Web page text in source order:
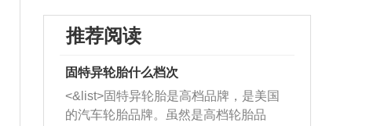
推荐阅读
固特异轮胎什么档次
<&list>固特异轮胎是高档品牌，是美国
的汽车轮胎品牌。虽然是高档轮胎品